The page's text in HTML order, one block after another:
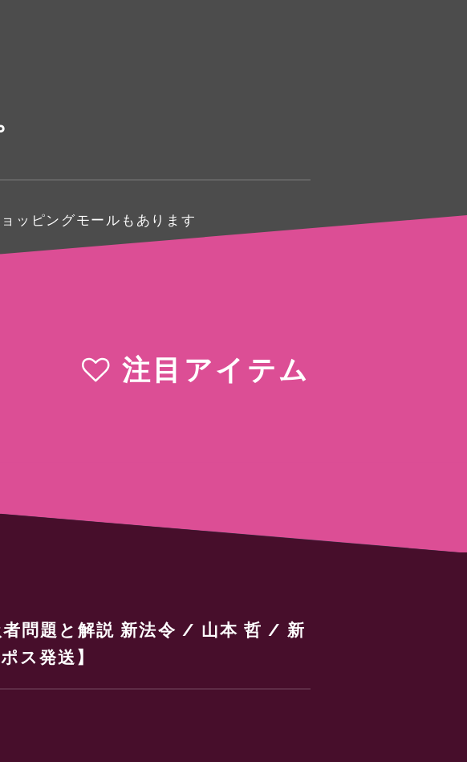
ッピングモールもあります
注目アイテム
者問題と解説 新法令 / 山本 哲 / 新
ス発送】